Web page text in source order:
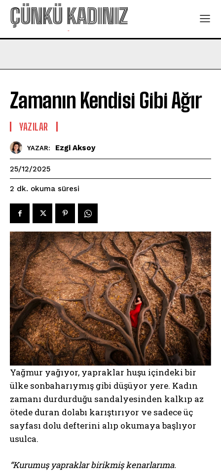
ÇÜNKÜ KADINIZ
-
Zamanın Kendisi Gibi Ağır
YAZILAR
YAZAR: Ezgi Aksoy
25/12/2025
2 dk. okuma süresi
Yağmur yağıyor, yapraklar huşu içindeki bir
ülke sonbaharıymış gibi düşüyor yere. Kadın
zamanı durdurduğu sandalyesinden kalkıp az
ötede duran dolabı karıştırıyor ve sadece üç
sayfası dolu defterini alıp okumaya başlıyor
usulca.
“Kurumuş yapraklar birikmiş kenarlarıma.